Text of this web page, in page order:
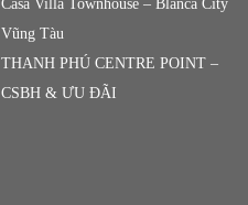
Casa Villa Townhouse – Blanca City
Vũng Tàu
THANH PHÚ CENTRE POINT –
CSBH & ƯU ĐÃI